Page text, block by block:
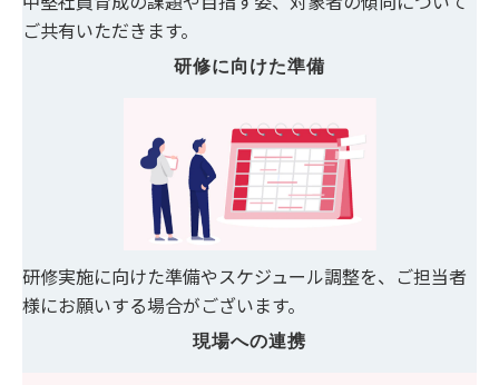
ご共有いただきます。
研修に向けた準備
研修実施に向けた準備やスケジュール調整を、ご担当者
様にお願いする場合がございます。
現場への連携